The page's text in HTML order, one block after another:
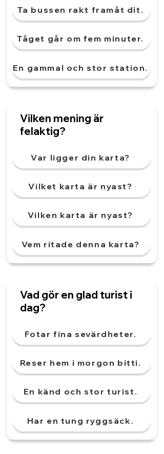
Ta bussen rakt framåt dit.
Tåget går om fem minuter.
En gammal och stor station.
Vilken mening är
felaktig?
Var ligger din karta?
Vilket karta är nyast?
Vilken karta är nyast?
Vem ritade denna karta?
Vad gör en glad turist i
dag?
Fotar fina sevärdheter.
Reser hem i morgon bitti.
En känd och stor turist.
Har en tung ryggsäck.